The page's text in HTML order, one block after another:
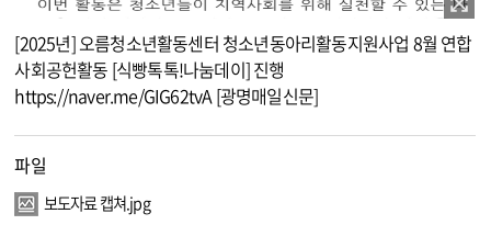
[2025년] 오름청소년활동센터 청소년동아리활동지원사업 8월 연합
사회공헌활동 [식빵톡톡!나눔데이] 진행
https://naver.me/GIG62tvA[광명매일신문]
파일
보도자료 캡쳐.jpg